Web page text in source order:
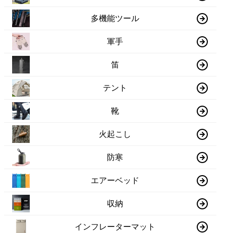
多機能ツール
軍手
笛
テント
靴
火起こし
防寒
エアーベッド
収納
インフレーターマット